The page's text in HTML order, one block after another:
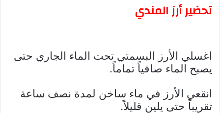
تحضير أرز المندي
اغسلي الأرز البسمتي تحت الماء الجاري حتى
يصبح الماء صافياً تماماً.
انقعي الأرز في ماء ساخن لمدة نصف ساعة
تقريباً حتى يلين قليلاً.